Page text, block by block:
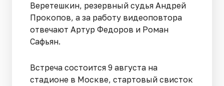
Веретешкин, резервный судья Андрей
Прокопов, а за работу видеоповтора
отвечают Артур Федоров и Роман
Сафьян.
Встреча состоится 9 августа на
стадионе в Москве, стартовый свисток